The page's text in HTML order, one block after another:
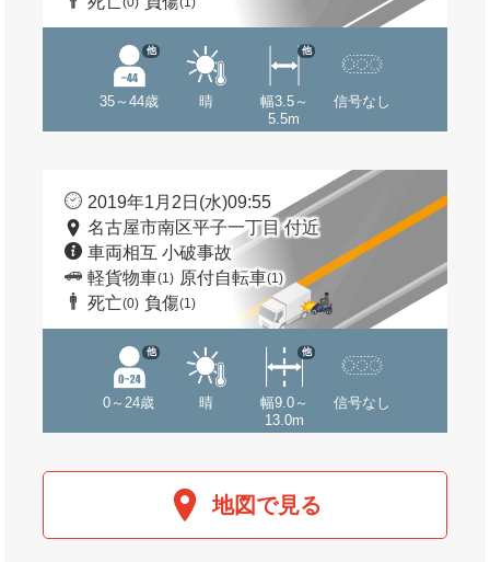
35～44歳
他
晴
幅3.5～
5.5m
他
信号なし
2019年1月2日(水)09:55
名古屋市南区平子一丁目 付近
車両相互 小破事故
軽貨物車(1) 原付自転車(1)
死亡(0) 負傷(1)
0～24歳
他
晴
幅9.0～
13.0m
他
信号なし
地図で見る